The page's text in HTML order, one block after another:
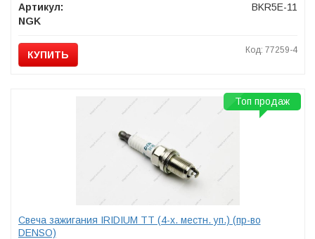
Артикул:
BKR5E-11
NGK
КУПИТЬ Код: 77259-4
Свеча зажигания IRIDIUM TT (4-х. местн. уп.) (пр-во
DENSO)
Топ продаж